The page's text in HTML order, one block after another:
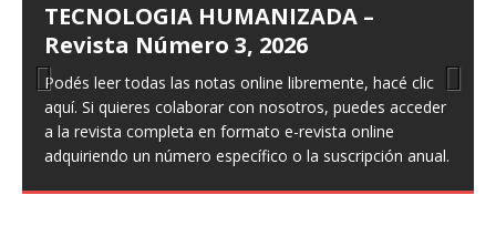
TECNOLOGIA HUMANIZADA –
Revista Número 3, 2026
Podés leer todas las notas online libremente, hacé clic
aquí. Si quieres colaborar con nosotros, puedes acceder
a la revista completa en formato e-revista online
adquiriendo un número específico o la suscripción anual.
Prev
ious
Nex